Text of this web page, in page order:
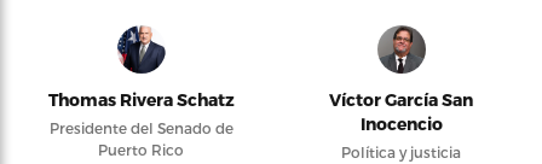
Thomas Rivera Schatz
Presidente del Senado de
Puerto Rico
Víctor García San
Inocencio
Política y justicia